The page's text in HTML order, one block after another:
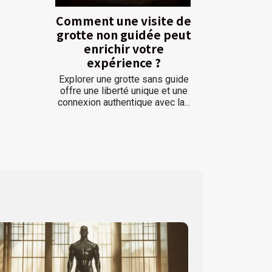
Comment une visite de
grotte non guidée peut
enrichir votre
expérience ?
Explorer une grotte sans guide
offre une liberté unique et une
connexion authentique avec la...